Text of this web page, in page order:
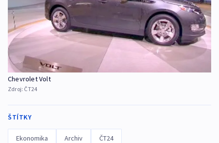
Chevrolet Volt
Zdroj: ČT24
ŠTÍTKY
Ekonomika Archiv ČT24